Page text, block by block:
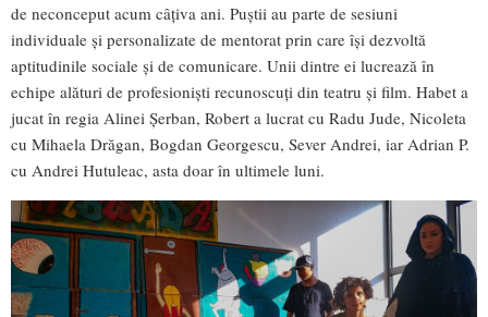
de neconceput acum câțiva ani. Puștii au parte de sesiuni
individuale și personalizate de mentorat prin care își dezvoltă
aptitudinile sociale și de comunicare. Unii dintre ei lucrează în
echipe alături de profesioniști recunoscuți din teatru și film. Habet a
jucat în regia Alinei Șerban, Robert a lucrat cu Radu Jude, Nicoleta
cu Mihaela Drăgan, Bogdan Georgescu, Sever Andrei, iar Adrian P.
cu Andrei Hutuleac, asta doar în ultimele luni.